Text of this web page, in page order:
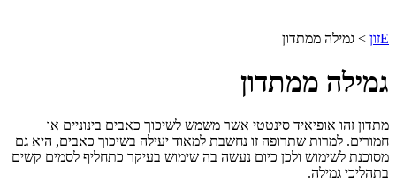
Eזון > גמילה ממתדון
גמילה ממתדון
מתדון זהו אופיאיד סינטטי אשר משמש לשיכוך כאבים בינוניים או
חמורים. למרות שתרופה זו נחשבת למאוד יעילה בשיכוך כאבים, היא גם
מסוכנת לשימוש ולכן כיום נעשה בה שימוש בעיקר כתחליף לסמים קשים
בתהליכי גמילה.